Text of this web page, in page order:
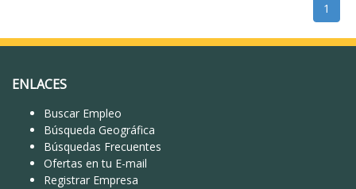
1
ENLACES
Buscar Empleo
Búsqueda Geográfica
Búsquedas Frecuentes
Ofertas en tu E-mail
Registrar Empresa